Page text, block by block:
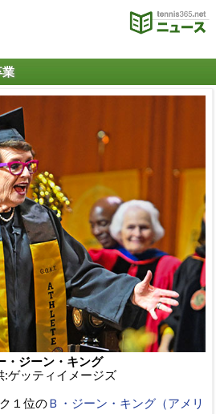
業
・ジーン・キング
:ゲッティイメージズ
１位のＢ・ジーン・キング（アメリ